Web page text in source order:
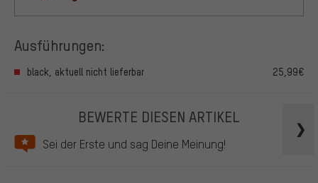
Ausführungen:
black, aktuell nicht lieferbar 25,99€
BEWERTE DIESEN ARTIKEL
Sei der Erste und sag Deine Meinung!